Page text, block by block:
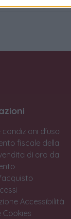
Matranga:
condizioni d'uso
fiscale della
di oro da
Accessibilità
Cookies